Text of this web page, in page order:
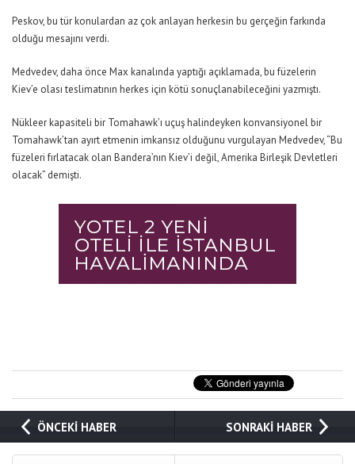
Peskov, bu tür konulardan az çok anlayan herkesin bu gerçeğin farkında
olduğu mesajını verdi.
Medvedev, daha önce Max kanalında yaptığı açıklamada, bu füzelerin
Kiev’e olası teslimatının herkes için kötü sonuçlanabileceğini yazmıştı.
Nükleer kapasiteli bir Tomahawk’ı uçuş halindeyken konvansiyonel bir
Tomahawk’tan ayırt etmenin imkansız olduğunu vurgulayan Medvedev,“Bu
füzeleri fırlatacak olan Bandera’nın Kiev’i değil, Amerika Birleşik Devletleri
olacak” demişti.
ÖNCEKİ HABER SONRAKİ HABER